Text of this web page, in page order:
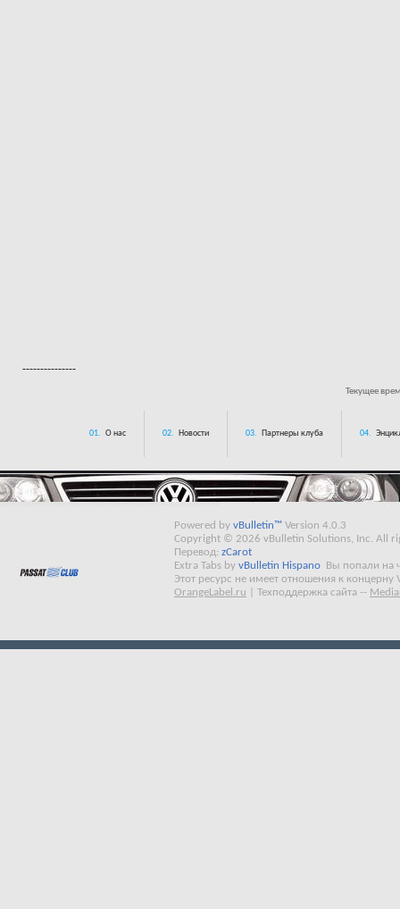
---------------
Текущее
01. О нас 02. Новости 03. Партнеры клуба 04.
Powered by vBulletin™ Version 4.0.3
Copyright © 2026 vBulletin Solutions, Inc. All
Перевод: zCarot
Extra Tabs by vBulletin Hispano
Вы попали на
Этот ресурс не имеет отношения к концерну
OrangeLabel.ru
Техподдержка сайта --